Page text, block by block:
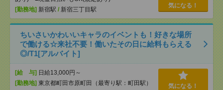
[勤務地] 新宿駅 / 新宿三丁目駅
気になる！
ちいさいかわいいキャラのイベントも！好きな場所
で働ける☆来社不要！働いたその日に給料もらえる
◎/T1[アルバイト]
[給 与] 日給13,000円～
[勤務地] 東京都町田市原町田（最寄り駅：町田駅） 気になる！